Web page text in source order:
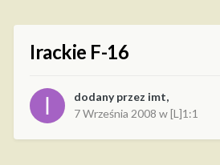
Irackie F-16
dodany przez imt,
7 Września 2008 w[L]1:1